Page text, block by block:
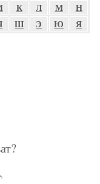
К Л М
Н
Ш Э Ю
Я